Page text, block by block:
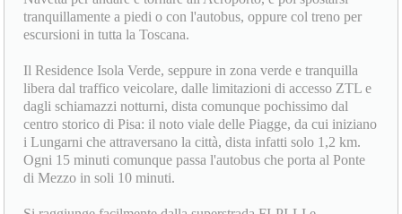
tranquillamente a piedi o con l'autobus, oppure col treno per
escursioni in tutta la Toscana.
Il Residence Isola Verde, seppure in zona verde e tranquilla
libera dal traffico veicolare, dalle limitazioni di accesso ZTL e
dagli schiamazzi notturni, dista comunque pochissimo dal
centro storico di Pisa: il noto viale delle Piagge, da cui iniziano
i Lungarni che attraversano la città, dista infatti solo 1,2 km.
Ogni 15 minuti comunque passa l'autobus che porta al Ponte
di Mezzo in soli 10 minuti.